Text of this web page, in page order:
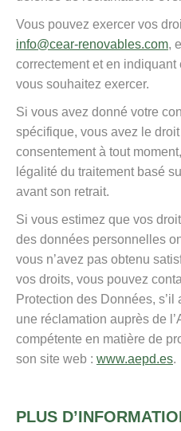
Vous pouvez exercer vos
info@cear-renovables.com,
correctement et en
vous souhaitez exercer.
Si vous avez donné votre
spécifique, vous avez le
consentement à tout
légalité du traitement basé
avant son retrait.
Si vous estimez que vos
des données personnelles
vous n’avez pas obtenu
vos droits, vous pouvez
Protection des Données,
une réclamation auprès de
compétente en matière de
son site web : www.aepd.es.
PLUS